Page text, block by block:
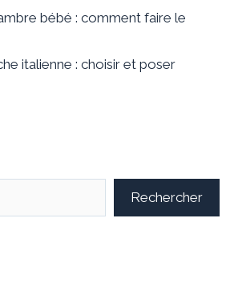
bébé : comment faire le
italienne : choisir et poser
Rechercher